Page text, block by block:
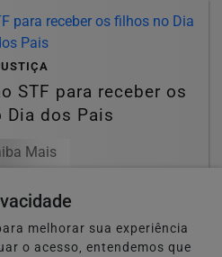
STF para receber os
dos Pais
Mais
melhorar sua experiência
o acesso, entendemos que